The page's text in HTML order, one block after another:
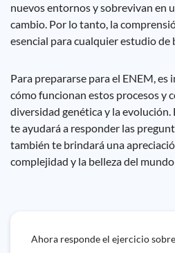
nuevos entornos y sobrevivan en
cambio. Por lo tanto, la
esencial para cualquier estudio de
Para prepararse para el ENEM,
cómo funcionan estos procesos y
diversidad genética y la
te ayudará a responder las
también te brindará una
complejidad y la belleza del
Ahora responde el ejercicio